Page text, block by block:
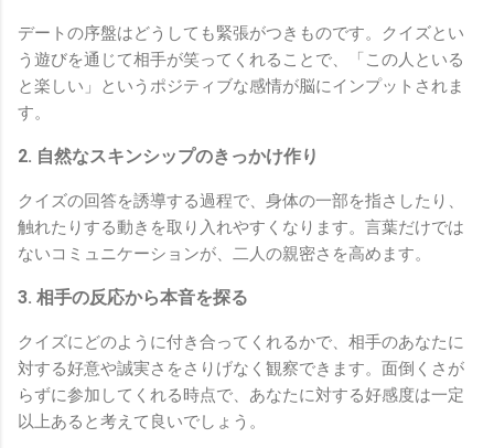
デートの序盤はどうしても緊張がつきものです。クイズとい
う遊びを通じて相手が笑ってくれることで、「この人といる
と楽しい」というポジティブな感情が脳にインプットされま
す。
2. 自然なスキンシップのきっかけ作り
クイズの回答を誘導する過程で、身体の一部を指さしたり、
触れたりする動きを取り入れやすくなります。言葉だけでは
ないコミュニケーションが、二人の親密さを高めます。
3. 相手の反応から本音を探る
クイズにどのように付き合ってくれるかで、相手のあなたに
対する好意や誠実さをさりげなく観察できます。面倒くさが
らずに参加してくれる時点で、あなたに対する好感度は一定
以上あると考えて良いでしょう。